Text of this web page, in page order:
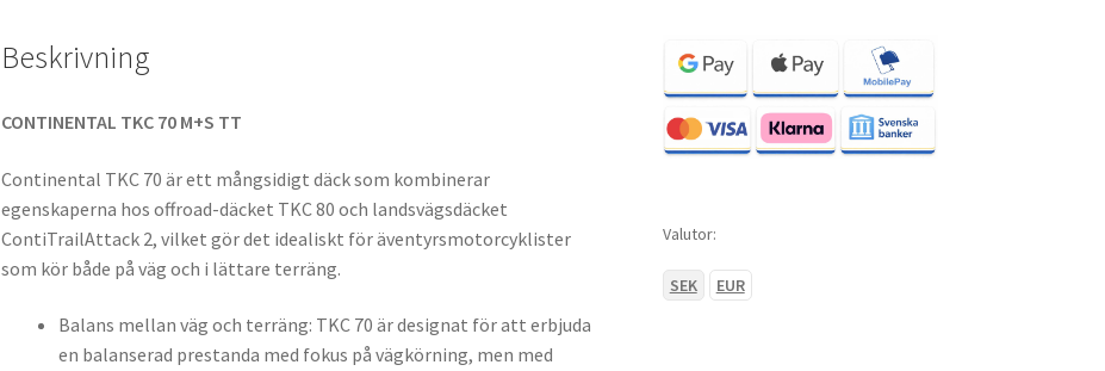
mängd
Beskrivning
CONTINENTAL TKC 70 M+S TT
Continental TKC 70 är ett mångsidigt däck som kombinerar
egenskaperna hos offroad-däcket TKC 80 och landsvägsdäcket
ContiTrailAttack 2, vilket gör det idealiskt för äventyrsmotorcyklister
som kör både på väg och i lättare terräng.
Balans mellan väg och terräng: TKC 70 är designat för att erbjuda
en balanserad prestanda med fokus på vägkörning, men med
Valutor:
SEK EUR